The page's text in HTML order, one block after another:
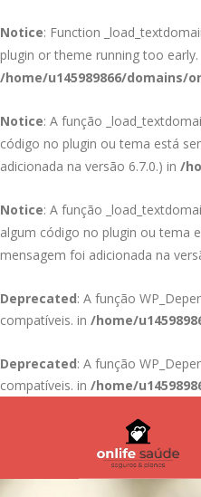
Notice: Function
plugin or theme running too
/home/u145989866/
Notice: A função
código no plugin ou tema está
adicionada na versão 6.7.0.) in /
Notice: A função
algum código no plugin ou tema
mensagem foi adicionada na
Deprecated: A função
compatíveis. in /home/
Deprecated: A função
compatíveis. in /home/